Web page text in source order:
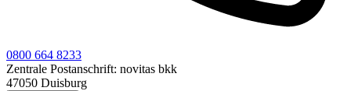
0800 664 8233
Zentrale Postanschrift: novitas bkk
47050 Duisburg